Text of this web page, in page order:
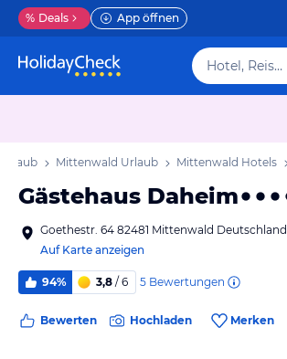
% Deals App öffnen
Hotel, Reiseziel
Mittenwald Urlaub Mittenwald Hotels
Gästehaus Daheim
Goethestr. 64 82481 Mittenwald Deutschland
Auf Karte anzeigen
94% 3,8 / 6 5 Bewertungen
Bewerten Hochladen Merken